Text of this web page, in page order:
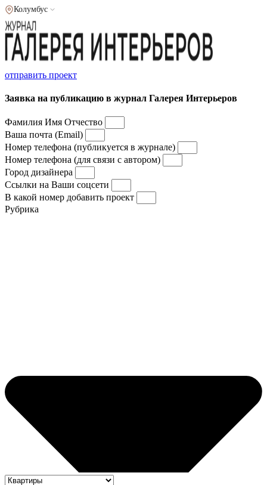
Колумбус
отправить проект
Заявка на публикацию в журнал Галерея Интерьеров
Фамилия Имя Отчество
Ваша почта (Email)
Номер телефона (публикуется в журнале)
Номер телефона (для связи с автором)
Город дизайнера
Ссылки на Ваши соцсети
В какой номер добавить проект
Рубрика